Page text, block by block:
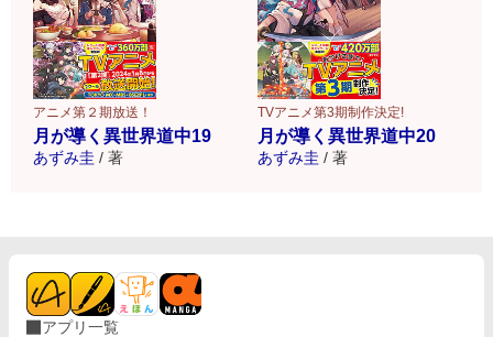
アニメ第２期放送！
月が導く異世界道中19
あずみ圭 / 著
TVアニメ第3期制作決定!
月が導く異世界道中20
あずみ圭 / 著
アプリ一覧